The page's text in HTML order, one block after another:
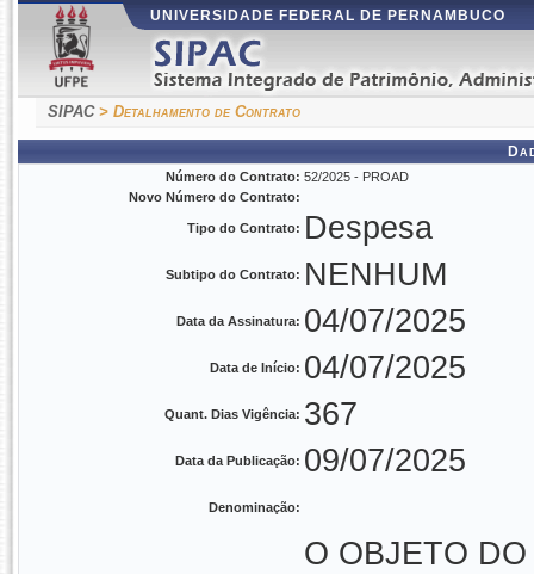
UNIVERSIDADE FEDERAL DE PERNAMBUCO
SIPAC> Detalhamento de Contrato
Número do Contrato: 52/2025 - PROAD
Novo Número do Contrato:
Tipo do Contrato: Despesa
Subtipo do Contrato: NENHUM
Data da Assinatura: 04/07/2025
Data de Início: 04/07/2025
Quant. Dias Vigência: 367
Data da Publicação: 09/07/2025
Denominação:
O OBJETO